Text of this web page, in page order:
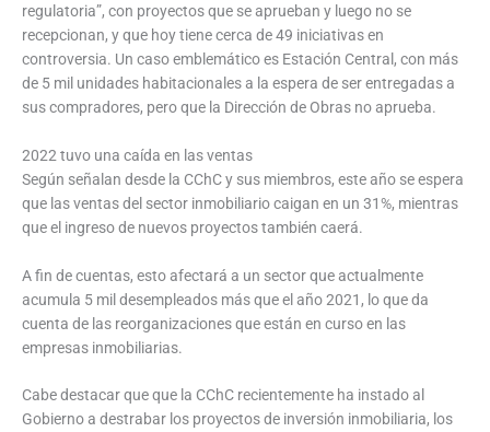
regulatoria”, con proyectos que se aprueban y luego no se
recepcionan, y que hoy tiene cerca de 49 iniciativas en
controversia. Un caso emblemático es Estación Central, con más
de 5 mil unidades habitacionales a la espera de ser entregadas a
sus compradores, pero que la Dirección de Obras no aprueba.
2022 tuvo una caída en las ventas
Según señalan desde la CChC y sus miembros, este año se espera
que las ventas del sector inmobiliario caigan en un 31%, mientras
que el ingreso de nuevos proyectos también caerá.
A fin de cuentas, esto afectará a un sector que actualmente
acumula 5 mil desempleados más que el año 2021, lo que da
cuenta de las reorganizaciones que están en curso en las
empresas inmobiliarias.
Cabe destacar que que la CChC recientemente ha instado al
Gobierno a destrabar los proyectos de inversión inmobiliaria, los